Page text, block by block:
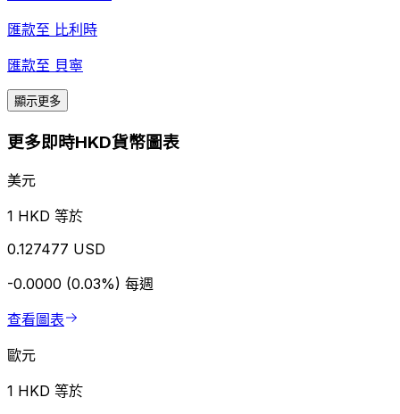
匯款至 比利時
匯款至 貝寧
顯示更多
更多即時HKD貨幣圖表
美元
1 HKD 等於
0.127477 USD
-0.0000 (0.03%) 每週
查看圖表
歐元
1 HKD 等於